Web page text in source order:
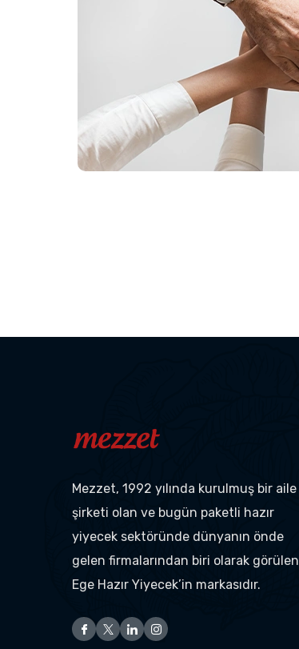
Mezzet, 1992 yılında kurulmuş bir aile
şirketi olan ve bugün paketli hazır
yiyecek sektöründe dünyanın önde
gelen firmalarından biri olarak görülen
Ege Hazır Yiyecek’in markasıdır.